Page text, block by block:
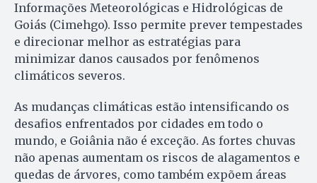
Informações Meteorológicas e Hidrológicas de
Goiás (Cimehgo). Isso permite prever tempestades
e direcionar melhor as estratégias para
minimizar danos causados por fenômenos
climáticos severos.
As mudanças climáticas estão intensificando os
desafios enfrentados por cidades em todo o
mundo, e Goiânia não é exceção. As fortes chuvas
não apenas aumentam os riscos de alagamentos e
quedas de árvores, como também expõem áreas